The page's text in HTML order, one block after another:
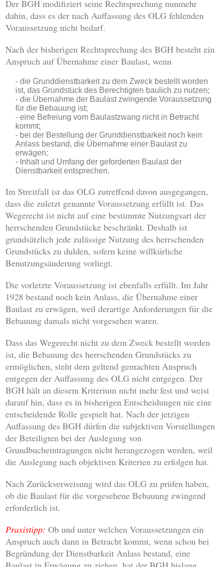
Der BGH modifiziert seine Rechtsprechung nunmehr
dahin, dass es der nach Auffassung des OLG fehlenden
Voraussetzung nicht bedarf.
Nach der bisherigen Rechtsprechung des BGH besteht ein
Anspruch auf Übernahme einer Baulast, wenn
die Grunddienstbarkeit zu dem Zweck bestellt worden
ist, das Grundstück des Berechtigten baulich zu nutzen;
die Übernahme der Baulast zwingende Voraussetzung
für die Bebauung ist;
eine Befreiung vom Baulastzwang nicht in Betracht
kommt;
bei der Bestellung der Grunddienstbarkeit noch kein
Anlass bestand, die Übernahme einer Baulast zu
erwägen;
Inhalt und Umfang der geforderten Baulast der
Dienstbarkeit entsprechen.
Im Streitfall ist das OLG zutreffend davon ausgegangen,
dass die zuletzt genannte Voraussetzung erfüllt ist. Das
Wegerecht ist nicht auf eine bestimmte Nutzungsart der
herrschenden Grundstücke beschränkt. Deshalb ist
grundsätzlich jede zulässige Nutzung des herrschenden
Grundstücks zu dulden, sofern keine willkürliche
Benutzungsänderung vorliegt.
Die vorletzte Voraussetzung ist ebenfalls erfüllt. Im Jahr
1928 bestand noch kein Anlass, die Übernahme einer
Baulast zu erwägen, weil derartige Anforderungen für die
Bebauung damals nicht vorgesehen waren.
Dass das Wegerecht nicht zu dem Zweck bestellt worden
ist, die Bebauung des herrschenden Grundstücks zu
ermöglichen, steht dem geltend gemachten Anspruch
entgegen der Auffassung des OLG nicht entgegen. Der
BGH hält an diesem Kriterium nicht mehr fest und weist
darauf hin, dass es in bisherigen Entscheidungen nie eine
entscheidende Rolle gespielt hat. Nach der jetzigen
Auffassung des BGH dürfen die subjektiven Vorstellungen
der Beteiligten bei der Auslegung von
Grundbucheintragungen nicht herangezogen werden, weil
die Auslegung nach objektiven Kriterien zu erfolgen hat.
Nach Zurückverweisung wird das OLG zu prüfen haben,
ob die Baulast für die vorgesehene Bebauung zwingend
erforderlich ist.
Praxistipp: Ob und unter welchen Voraussetzungen ein
Anspruch auch dann in Betracht kommt, wenn schon bei
Begründung der Dienstbarkeit Anlass bestand, eine